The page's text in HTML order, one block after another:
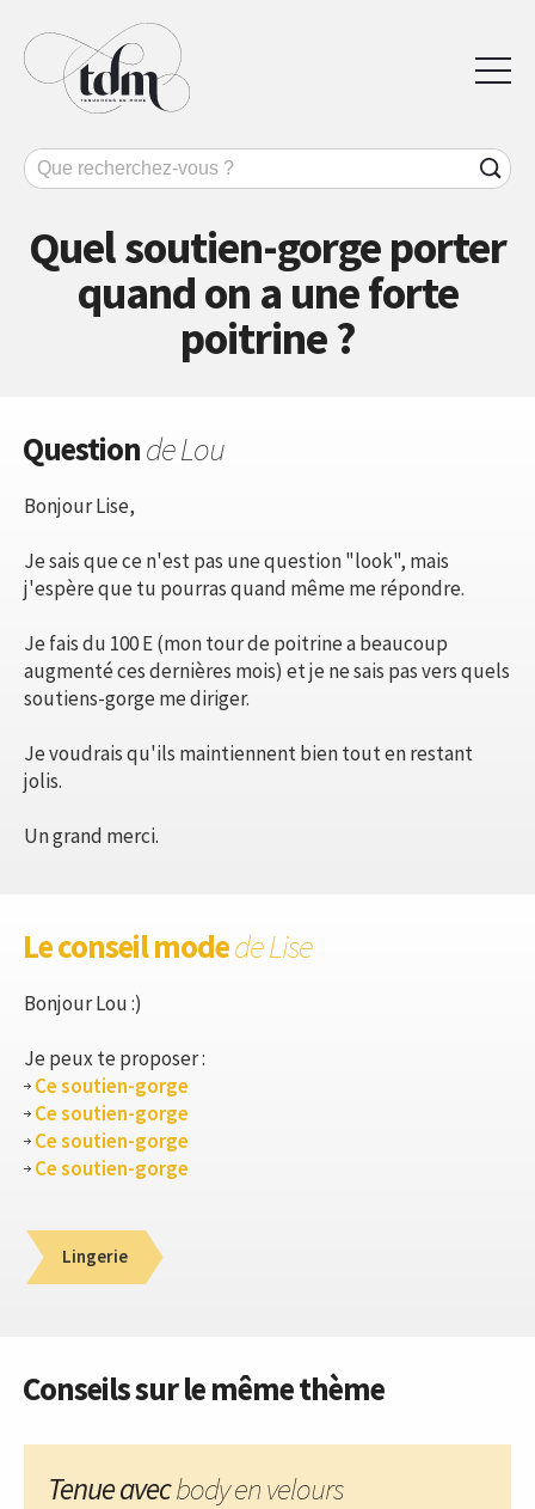
Quel soutien-gorge porter
quand on a une forte
poitrine ?
Questionde Lou
Bonjour Lise,
Je sais que ce n'est pas une question "look", mais
j'espère que tu pourras quand même me répondre.
Je fais du 100 E (mon tour de poitrine a beaucoup
augmenté ces dernières mois) et je ne sais pas vers quels
soutiens-gorge me diriger.
Je voudrais qu'ils maintiennent bien tout en restant
jolis.
Un grand merci.
Le conseil modede Lise
Bonjour Lou :)
Je peux te proposer :
Ce soutien-gorge
Ce soutien-gorge
Ce soutien-gorge
Ce soutien-gorge
Lingerie
Conseils sur le même thème
Tenue avecbody en velours